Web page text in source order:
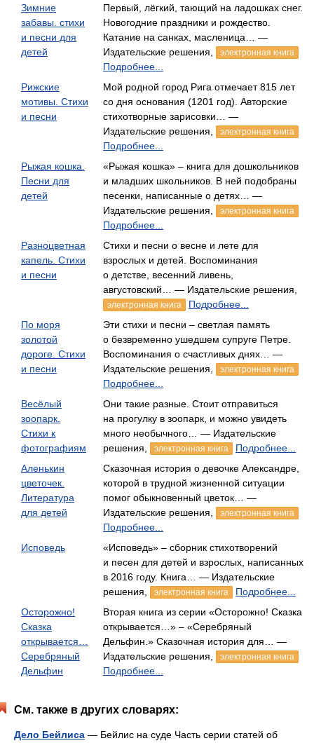
Зимние
забавы. стихи
и песни для
детей
Первый, лёгкий, тающий на ладошках снег.
Новогодние праздники и рождество.
Катание на санках, масленица… —
Издательские решения,
электронная книга
Подробнее...
Рижские
мотивы. Стихи
и песни
Мой родной город Рига отмечает 815 лет
со дня основания (1201 год). Авторские
стихотворные зарисовки… —
Издательские решения,
электронная книга
Подробнее...
Рыжая кошка.
Песни для
детей
«Рыжая кошка» – книга для дошкольников
и младших школьников. В ней подобраны
песенки, написанные о детях… —
Издательские решения,
электронная книга
Подробнее...
Разноцветная
капель. Стихи
и песни
Стихи и песни о весне и лете для
взрослых и детей. Воспоминания
о детстве, весенний ливень,
августовский… — Издательские решения,
электронная книга
Подробнее...
По моря
золотой
дороге. Стихи
и песни
Эти стихи и песни – светлая память
о безвременно ушедшем супруге Петре.
Воспоминания о счастливых днях… —
Издательские решения,
электронная книга
Подробнее...
Весёлый
зоопарк.
Стихи к
фотографиям
Они такие разные. Стоит отправиться
на прогулку в зоопарк, и можно увидеть
много необычного… — Издательские
решения,
электронная книга
Подробнее...
Аленькин
цветочек.
Литература
для детей
Сказочная история о девочке Александре,
которой в трудной жизненной ситуации
помог обыкновенный цветок… —
Издательские решения,
электронная книга
Подробнее...
Исповедь
«Исповедь» – сборник стихотворений
и песен для детей и взрослых, написанных
в 2016 году. Книга… — Издательские
решения,
электронная книга
Подробнее...
Осторожно!
Сказка
открывается…
Серебряный
Дельфин
Вторая книга из серии «Осторожно! Сказка
открывается…» – «Серебряный
Дельфин.» Сказочная история для… —
Издательские решения,
электронная книга
Подробнее...
См. также в других словарях:
Дело Бейлиса — Бейлис на суде Часть серии статей об